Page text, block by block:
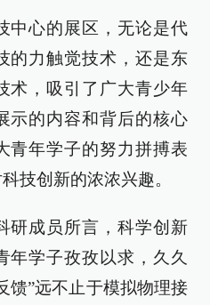
中心的展区，无论是代
的力触觉技术，还是东
术，吸引了广大青少年
示的内容和背后的核心
青年学子的努力拼搏表
技创新的浓浓兴趣。
研成员所言，科学创新
年学子孜孜以求，久久
馈”远不止于模拟物理接